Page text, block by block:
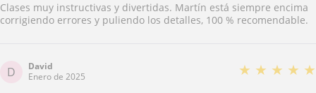
Clases muy instructivas y divertidas. Martín está siempre encima
corrigiendo errores y puliendo los detalles, 100 % recomendable.
D
David
Enero de 2025
★ ★ ★ ★ ★